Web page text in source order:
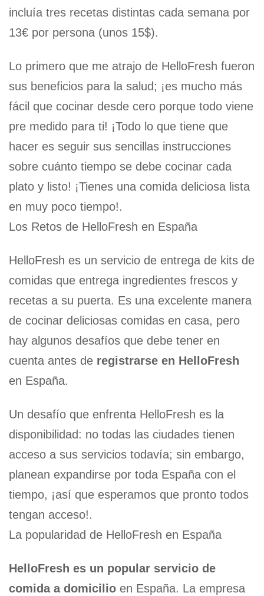
incluía tres recetas distintas cada semana por
13€ por persona (unos 15$).
Lo primero que me atrajo de HelloFresh fueron
sus beneficios para la salud; ¡es mucho más
fácil que cocinar desde cero porque todo viene
pre medido para ti! ¡Todo lo que tiene que
hacer es seguir sus sencillas instrucciones
sobre cuánto tiempo se debe cocinar cada
plato y listo! ¡Tienes una comida deliciosa lista
en muy poco tiempo!.
Los Retos de HelloFresh en España
HelloFresh es un servicio de entrega de kits de
comidas que entrega ingredientes frescos y
recetas a su puerta. Es una excelente manera
de cocinar deliciosas comidas en casa, pero
hay algunos desafíos que debe tener en
cuenta antes de registrarse en HelloFresh
en España.
Un desafío que enfrenta HelloFresh es la
disponibilidad: no todas las ciudades tienen
acceso a sus servicios todavía; sin embargo,
planean expandirse por toda España con el
tiempo, ¡así que esperamos que pronto todos
tengan acceso!.
La popularidad de HelloFresh en España
HelloFresh es un popular servicio de
comida a domicilio en España. La empresa